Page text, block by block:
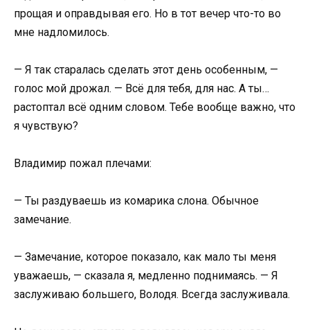
прощая и оправдывая его. Но в тот вечер что-то во
мне надломилось.
— Я так старалась сделать этот день особенным, —
голос мой дрожал. — Всё для тебя, для нас. А ты…
растоптал всё одним словом. Тебе вообще важно, что
я чувствую?
Владимир пожал плечами:
— Ты раздуваешь из комарика слона. Обычное
замечание.
— Замечание, которое показало, как мало ты меня
уважаешь, — сказала я, медленно поднимаясь. — Я
заслуживаю большего, Володя. Всегда заслуживала.